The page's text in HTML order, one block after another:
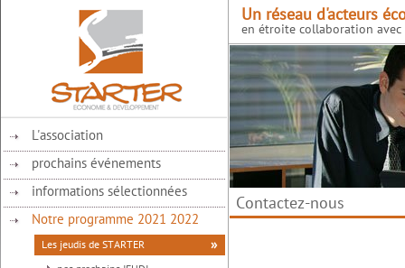
L'association
prochains événements
informations sélectionnées
Notre programme 2021 2022
Les jeudis de STARTER
Un réseau d'acteurs
en étroite collaboration
Contactez-nous